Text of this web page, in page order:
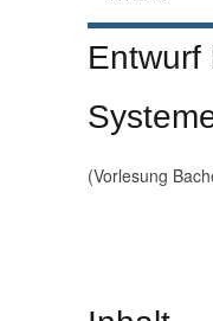
Entwurf
(Vorlesung